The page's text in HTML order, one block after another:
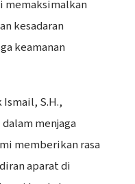
memaksimalkan
kesadaran
keamanan
S.H.,
menjaga
memberikan rasa
aparat di